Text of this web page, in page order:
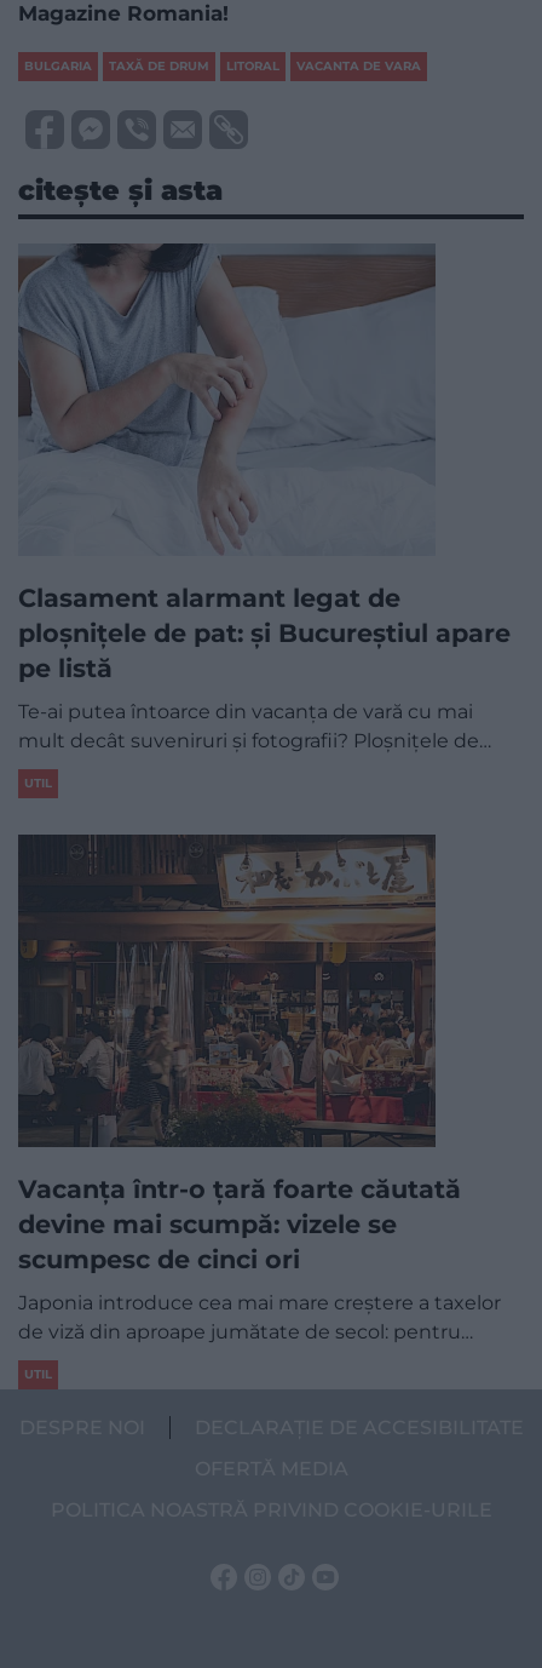
Magazine Romania!
BULGARIA TAXĂ DE DRUM LITORAL VACANTA DE VARA
citește și asta
Clasament alarmant legat de
ploșnițele de pat: și Bucureștiul apare
pe listă
Te-ai putea întoarce din vacanța de vară cu mai
mult decât suveniruri și fotografii? Ploșnițele de…
UTIL
Vacanța într-o țară foarte căutată
devine mai scumpă: vizele se
scumpesc de cinci ori
Japonia introduce cea mai mare creștere a taxelor
de viză din aproape jumătate de secol: pentru…
UTIL